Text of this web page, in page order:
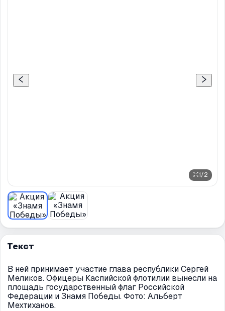
1/2
Текст
В ней принимает участие глава республики Сергей
Меликов. Офицеры Каспийской флотилии вынесли на
площадь государственный флаг Российской
Федерации и Знамя Победы. Фото: Альберт
Мехтиханов.